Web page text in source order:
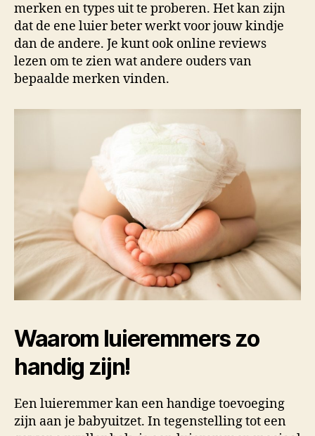
merken en types uit te proberen. Het kan zijn
dat de ene luier beter werkt voor jouw kindje
dan de andere. Je kunt ook online reviews
lezen om te zien wat andere ouders van
bepaalde merken vinden.
Waarom luieremmers zo
handig zijn!
Een luieremmer kan een handige toevoeging
zijn aan je babyuitzet. In tegenstelling tot een